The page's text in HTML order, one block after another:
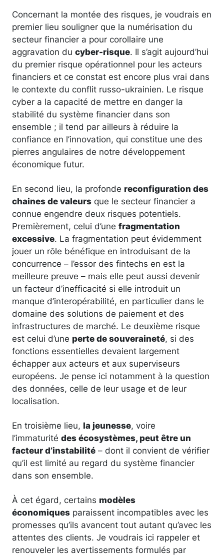
Concernant la montée des risques, je voudrais en
premier lieu souligner que la numérisation du
secteur financier a pour corollaire une
aggravation du cyber-risque. Il s’agit aujourd’hui
du premier risque opérationnel pour les acteurs
financiers et ce constat est encore plus vrai dans
le contexte du conflit russo-ukrainien. Le risque
cyber a la capacité de mettre en danger la
stabilité du système financier dans son
ensemble ; il tend par ailleurs à réduire la
confiance en l’innovation, qui constitue une des
pierres angulaires de notre développement
économique futur.
En second lieu, la profonde reconfiguration des
chaines de valeurs que le secteur financier a
connue engendre deux risques potentiels.
Premièrement, celui d’une fragmentation
excessive. La fragmentation peut évidemment
jouer un rôle bénéfique en introduisant de la
concurrence – l’essor des fintechs en est la
meilleure preuve – mais elle peut aussi devenir
un facteur d’inefficacité si elle introduit un
manque d’interopérabilité, en particulier dans le
domaine des solutions de paiement et des
infrastructures de marché. Le deuxième risque
est celui d’une perte de souveraineté, si des
fonctions essentielles devaient largement
échapper aux acteurs et aux superviseurs
européens. Je pense ici notamment à la question
des données, celle de leur usage et de leur
localisation.
En troisième lieu, la jeunesse, voire
l’immaturité des écosystèmes, peut être un
facteur d’instabilité – dont il convient de vérifier
qu’il est limité au regard du système financier
dans son ensemble.
À cet égard, certains modèles
économiques paraissent incompatibles avec les
promesses qu’ils avancent tout autant qu’avec les
attentes des clients. Je voudrais ici rappeler et
renouveler les avertissements formulés par